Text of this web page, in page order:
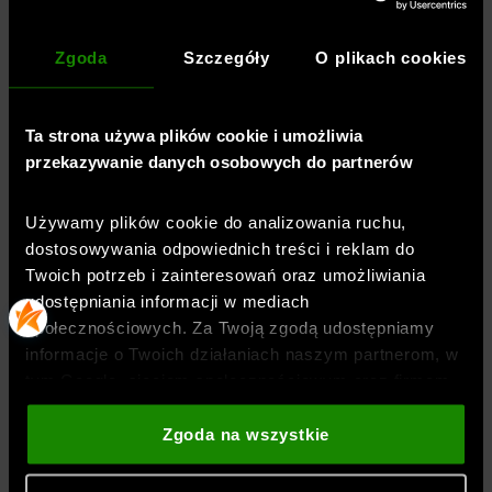
Zgoda Szczegóły O plikach cookies
Ta strona używa plików cookie i umożliwia
przekazywanie danych osobowych do partnerów
Używamy plików cookie do analizowania ruchu,
dostosowywania odpowiednich treści i reklam do
Twoich potrzeb i zainteresowań oraz umożliwiania
udostępniania informacji w mediach
społecznościowych. Za Twoją zgodą udostępniamy
informacje o Twoich działaniach naszym partnerom, w
zajmującym się reklamą i analityką internetową. Nasi
partnerzy mogą łączyć te informacje z innymi, które
podajesz poza tą stroną internetową, a także z
Zgoda na wszystkie
BLOG
czytać mapę i jaki sprzęt wybrać?